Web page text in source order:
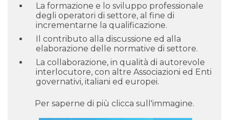
La formazione e lo sviluppo professionale
degli operatori di settore, al fine di
incrementarne la qualificazione.
Il contributo alla discussione ed alla
elaborazione delle normative di settore.
La collaborazione, in qualità di autorevole
interlocutore, con altre Associazioni ed Enti
governativi, italiani ed europei.
Per saperne di più clicca sull'immagine.